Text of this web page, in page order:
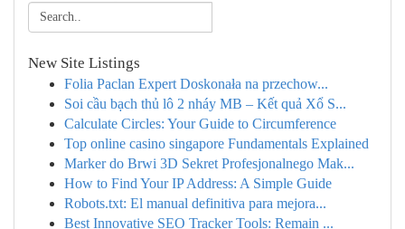
New Site Listings
Folia Paclan Expert Doskonała na przechow...
Soi cầu bạch thủ lô 2 nháy MB – Kết quả Xổ S...
Calculate Circles: Your Guide to Circumference
Top online casino singapore Fundamentals Explained
Marker do Brwi 3D Sekret Profesjonalnego Mak...
How to Find Your IP Address: A Simple Guide
Robots.txt: El manual definitiva para mejora...
Best Innovative SEO Tracker Tools: Remain ...